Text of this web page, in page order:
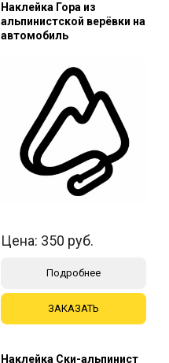
Наклейка Гора из
альпинистской верёвки на
автомобиль
Цена: 350 руб.
Подробнее
ЗАКАЗАТЬ
Наклейка Ски-альпинист